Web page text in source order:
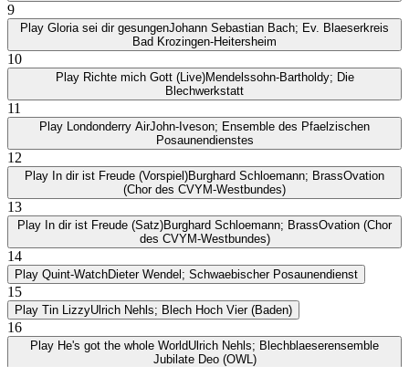
9
Play Gloria sei dir gesungenJohann Sebastian Bach; Ev. Blaeserkreis
Bad Krozingen-Heitersheim
10
Play Richte mich Gott (Live)Mendelssohn-Bartholdy; Die
Blechwerkstatt
11
Play Londonderry AirJohn-Iveson; Ensemble des Pfaelzischen
Posaunendienstes
12
Play In dir ist Freude (Vorspiel)Burghard Schloemann; BrassOvation
(Chor des CVYM-Westbundes)
13
Play In dir ist Freude (Satz)Burghard Schloemann; BrassOvation (Chor
des CVYM-Westbundes)
14
Play Quint-WatchDieter Wendel; Schwaebischer Posaunendienst
15
Play Tin LizzyUlrich Nehls; Blech Hoch Vier (Baden)
16
Play He's got the whole WorldUlrich Nehls; Blechblaeserensemble
Jubilate Deo (OWL)